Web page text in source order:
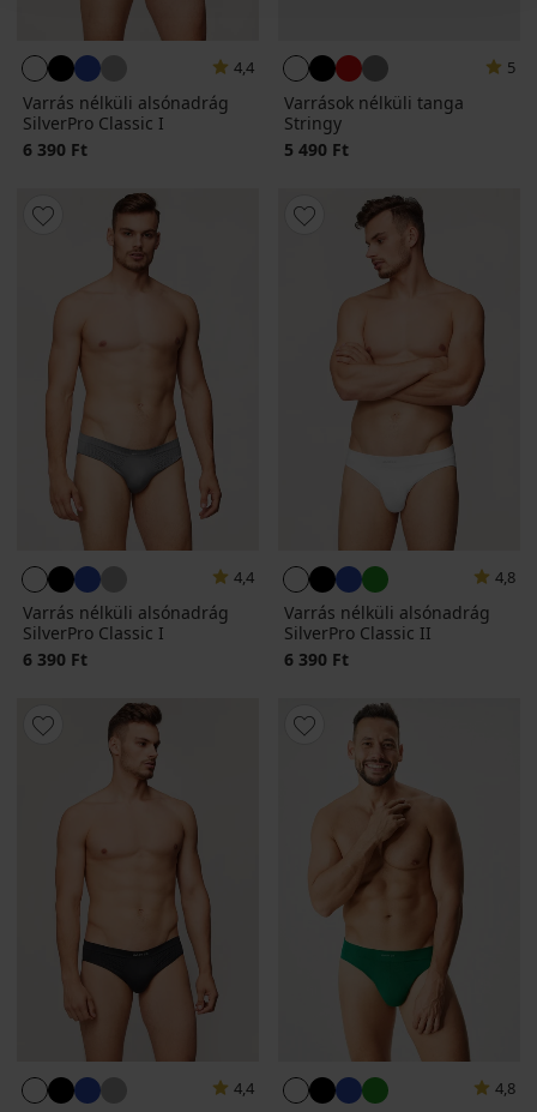
4,4
Varrás nélküli alsónadrág
SilverPro Classic I
6 390 Ft
5
Varrások nélküli tanga
Stringy
5 490 Ft
4,4
Varrás nélküli alsónadrág
SilverPro Classic I
6 390 Ft
4,8
Varrás nélküli alsónadrág
SilverPro Classic II
6 390 Ft
4,4 4,8